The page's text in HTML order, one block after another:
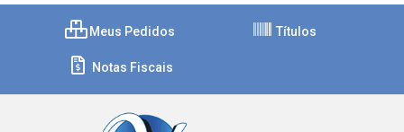
Meus Pedidos Títulos
Notas Fiscais